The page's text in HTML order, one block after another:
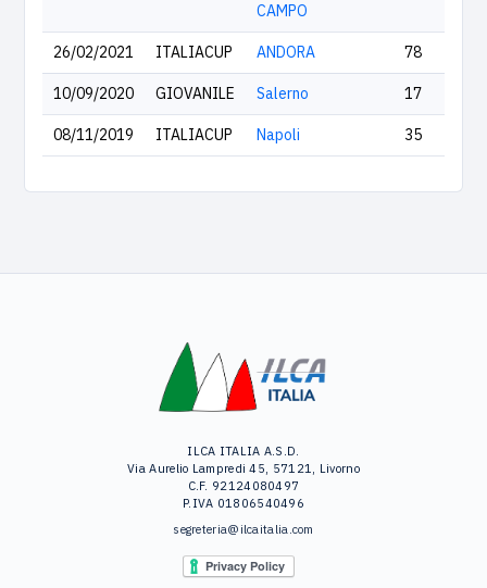
CAMPO
26/02/2021 ITALIACUP ANDORA 78
10/09/2020 GIOVANILE Salerno 17
08/11/2019 ITALIACUP Napoli 35
ILCA ITALIA A.S.D.
Via Aurelio Lampredi 45, 57121, Livorno
C.F. 92124080497
P.IVA 01806540496
segreteria@ilcaitalia.com